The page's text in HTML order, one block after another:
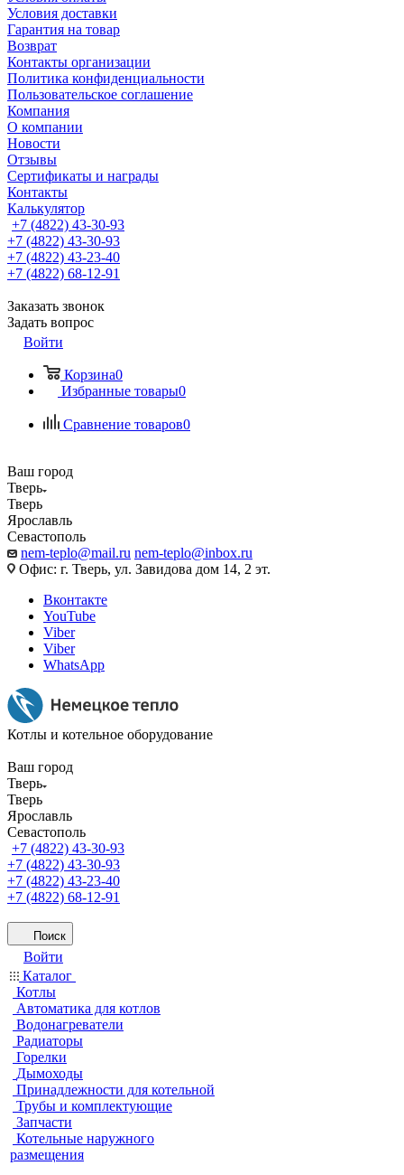
Условия доставки
Гарантия на товар
Возврат
Контакты организации
Политика конфиденциальности
Пользовательское соглашение
Компания
О компании
Новости
Отзывы
Сертификаты и награды
Контакты
Калькулятор
+7 (4822) 43-30-93
+7 (4822) 43-30-93
+7 (4822) 43-23-40
+7 (4822) 68-12-91
Заказать звонок
Задать вопрос
Войти
Корзина0
Избранные товары0
Сравнение товаров0
Ваш город
Тверь
Тверь
Ярославль
Севастополь
nem-teplo@mail.ru nem-teplo@inbox.ru
Офис: г. Тверь, ул. Завидова дом 14, 2 эт.
Вконтакте
YouTube
Viber
Viber
WhatsApp
Котлы и котельное оборудование
Ваш город
Тверь
Тверь
Ярославль
Севастополь
+7 (4822) 43-30-93
+7 (4822) 43-30-93
+7 (4822) 43-23-40
+7 (4822) 68-12-91
Поиск
Войти
Каталог
Котлы
Автоматика для котлов
Водонагреватели
Радиаторы
Горелки
Дымоходы
Принадлежности для котельной
Трубы и комплектующие
Запчасти
Котельные наружного
размещения